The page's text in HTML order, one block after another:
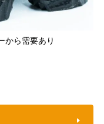
から需要あり